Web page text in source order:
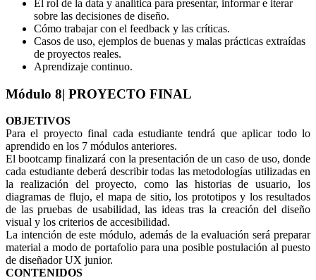
El rol de la data y analítica para presentar, informar e iterar
sobre las decisiones de diseño.
Cómo trabajar con el feedback y las críticas.
Casos de uso, ejemplos de buenas y malas prácticas extraídas
de proyectos reales.
Aprendizaje continuo.
Módulo 8| PROYECTO FINAL
OBJETIVOS
Para el proyecto final cada estudiante tendrá que aplicar todo lo
aprendido en los 7 módulos anteriores.
El bootcamp finalizará con la presentación de un caso de uso, donde
cada estudiante deberá describir todas las metodologías utilizadas en
la realización del proyecto, como las historias de usuario, los
diagramas de flujo, el mapa de sitio, los prototipos y los resultados
de las pruebas de usabilidad, las ideas tras la creación del diseño
visual y los criterios de accesibilidad.
La intención de este módulo, además de la evaluación será preparar
material a modo de portafolio para una posible postulación al puesto
de diseñador UX junior.
CONTENIDOS